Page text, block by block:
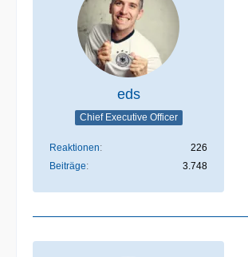
eds
Chief Executive Officer
Reaktionen
226
Beiträge
3.748